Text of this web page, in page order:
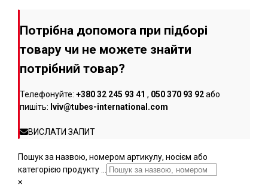
Потрібна допомога при підборі
товару чи не можете знайти
потрібний товар?
Телефонуйте: +380 32 245 93 41 , 050 370 93 92або
пишіть: lviv@tubes-international.com
ВИСЛАТИ ЗАПИТ
Пошук за назвою, номером артикулу, носієм або
категорією продукту ...
×